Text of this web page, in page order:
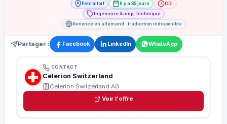
Fehraltorf Il y a 35 jours
CDI
Ingénierie &amp; Technique
Annonce en allemand · traduction indisponible
Partager : Facebook LinkedIn WhatsApp
CONTACT
Celerion Switzerland
Celerion Switzerland AG
Voir l'offre